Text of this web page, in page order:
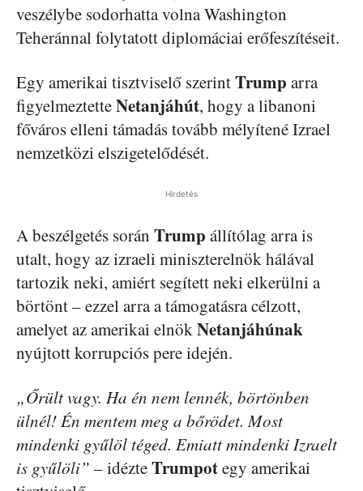
veszélybe sodorhatta volna Washington
Teheránnal folytatott diplomáciai erőfeszítéseit.
Egy amerikai tisztviselő szerintTrump arra
figyelmeztetteNetanjáhút, hogy a libanoni
főváros elleni támadás tovább mélyítené Izrael
nemzetközi elszigetelődését.
Hirdetés
A beszélgetés során Trump állítólag arra is
utalt, hogy az izraeli miniszterelnök hálával
tartozik neki, amiért segített neki elkerülni a
börtönt – ezzel arra a támogatásra célzott,
amelyet az amerikai elnökNetanjáhúnak
nyújtott korrupciós pere idején.
„Őrült vagy. Ha én nem lennék, börtönben
ülnél! Én mentem meg a bőrödet. Most
mindenki gyűlöl téged. Emiatt mindenki Izraelt
is gyűlöli” – idézteTrumpotegy amerikai